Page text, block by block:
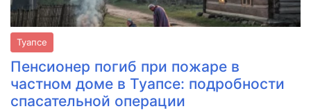
Туапсе
Пенсионер погиб при пожаре в
частном доме в Туапсе: подробности
спасательной операции